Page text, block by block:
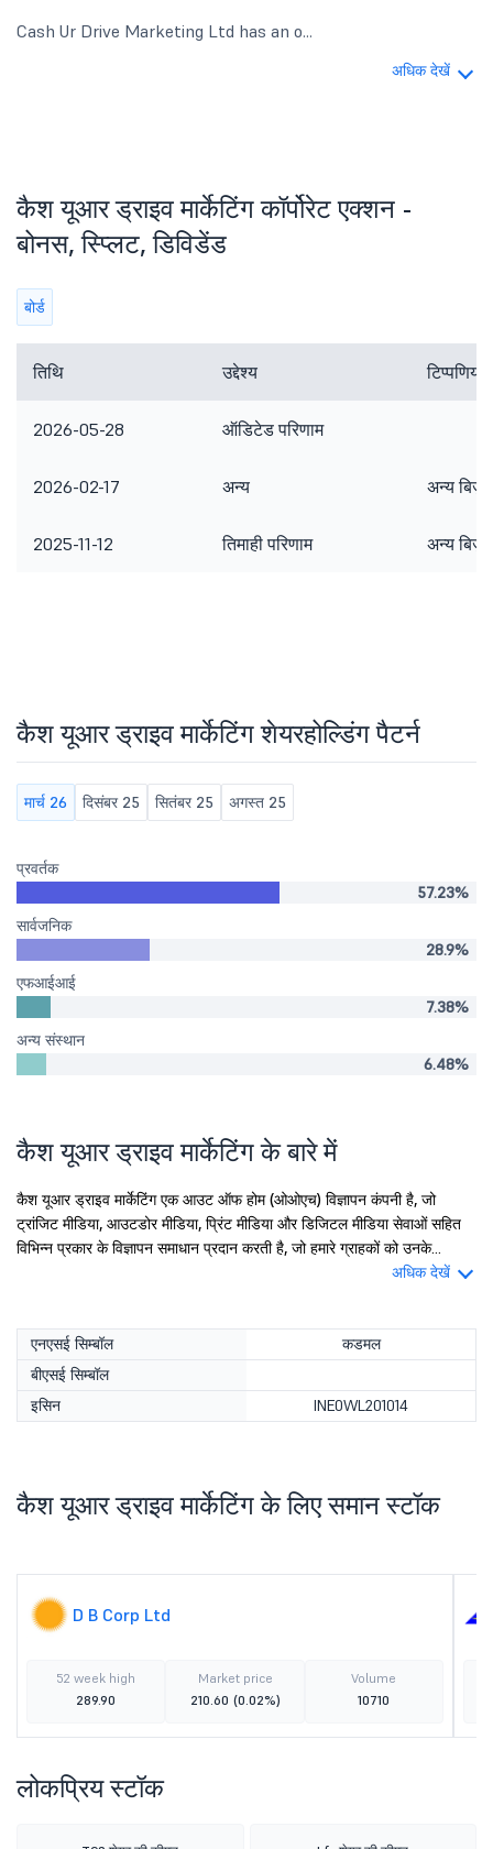
Cash Ur Drive Marketing Ltd has an o...
अधिक देखें
कैश यूआर ड्राइव मार्केटिंग कॉर्पोरेट एक्शन -
बोनस, स्प्लिट, डिविडेंड
बोर्ड
तिथि उद्देश्य टिप्पणियां
2026-05-28 ऑडिटेड परिणाम
2026-02-17 अन्य अन्य
2025-11-12 तिमाही परिणाम अन्य
कैश यूआर ड्राइव मार्केटिंग शेयरहोल्डिंग पैटर्न
मार्च 26 दिसंबर 25 सितंबर 25 अगस्त 25
प्रवर्तक
57.23%
सार्वजनिक
28.9%
एफआईआई
7.38%
अन्य संस्थान
6.48%
कैश यूआर ड्राइव मार्केटिंग के बारे में
कैश यूआर ड्राइव मार्केटिंग एक आउट ऑफ होम (ओओएच) विज्ञापन कंपनी है, जो
ट्रांजिट मीडिया, आउटडोर मीडिया, प्रिंट मीडिया और डिजिटल मीडिया सेवाओं सहित
विभिन्न प्रकार के विज्ञापन समाधान प्रदान करती है, जो हमारे ग्राहकों को उनके...
अधिक देखें
एनएसई सिम्बॉल
कडमल
बीएसई सिम्बॉल
इसिन
INE0WL201014
कैश यूआर ड्राइव मार्केटिंग के लिए समान स्टॉक
D B Corp Ltd
52 week high
289.90
Market price
210.60 (0.02%)
Volume
10710
लोकप्रिय स्टॉक